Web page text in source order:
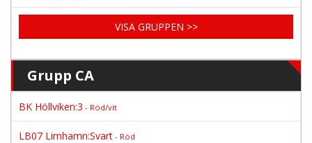
VISA GRUPPEN >>
Grupp CA
BK Höllviken:3 - Röd/vit
LB07 Limhamn:Svart - Röd